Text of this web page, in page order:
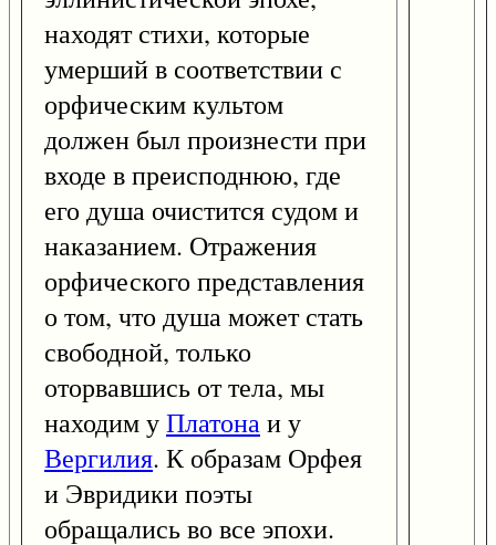
находят стихи, которые
умерший в соответствии с
орфическим культом
должен был произнести при
входе в преисподнюю, где
его душа очистится судом и
наказанием. Отражения
орфического представления
о том, что душа может стать
свободной, только
оторвавшись от тела, мы
находим уПлатонаи у
Вергилия. К образам Орфея
и Эвридики поэты
обращались во все эпохи.